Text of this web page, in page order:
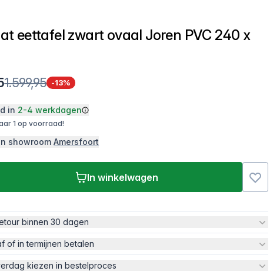
eettafel zwart ovaal Joren PVC 240 x
1.599,95 -13%
in 2-4 werkdagen
1 op voorraad!
showroomAmersfoort
In winkelwagen
binnen 30 dagen
of in termijnen betalen
kiezen in bestelproces